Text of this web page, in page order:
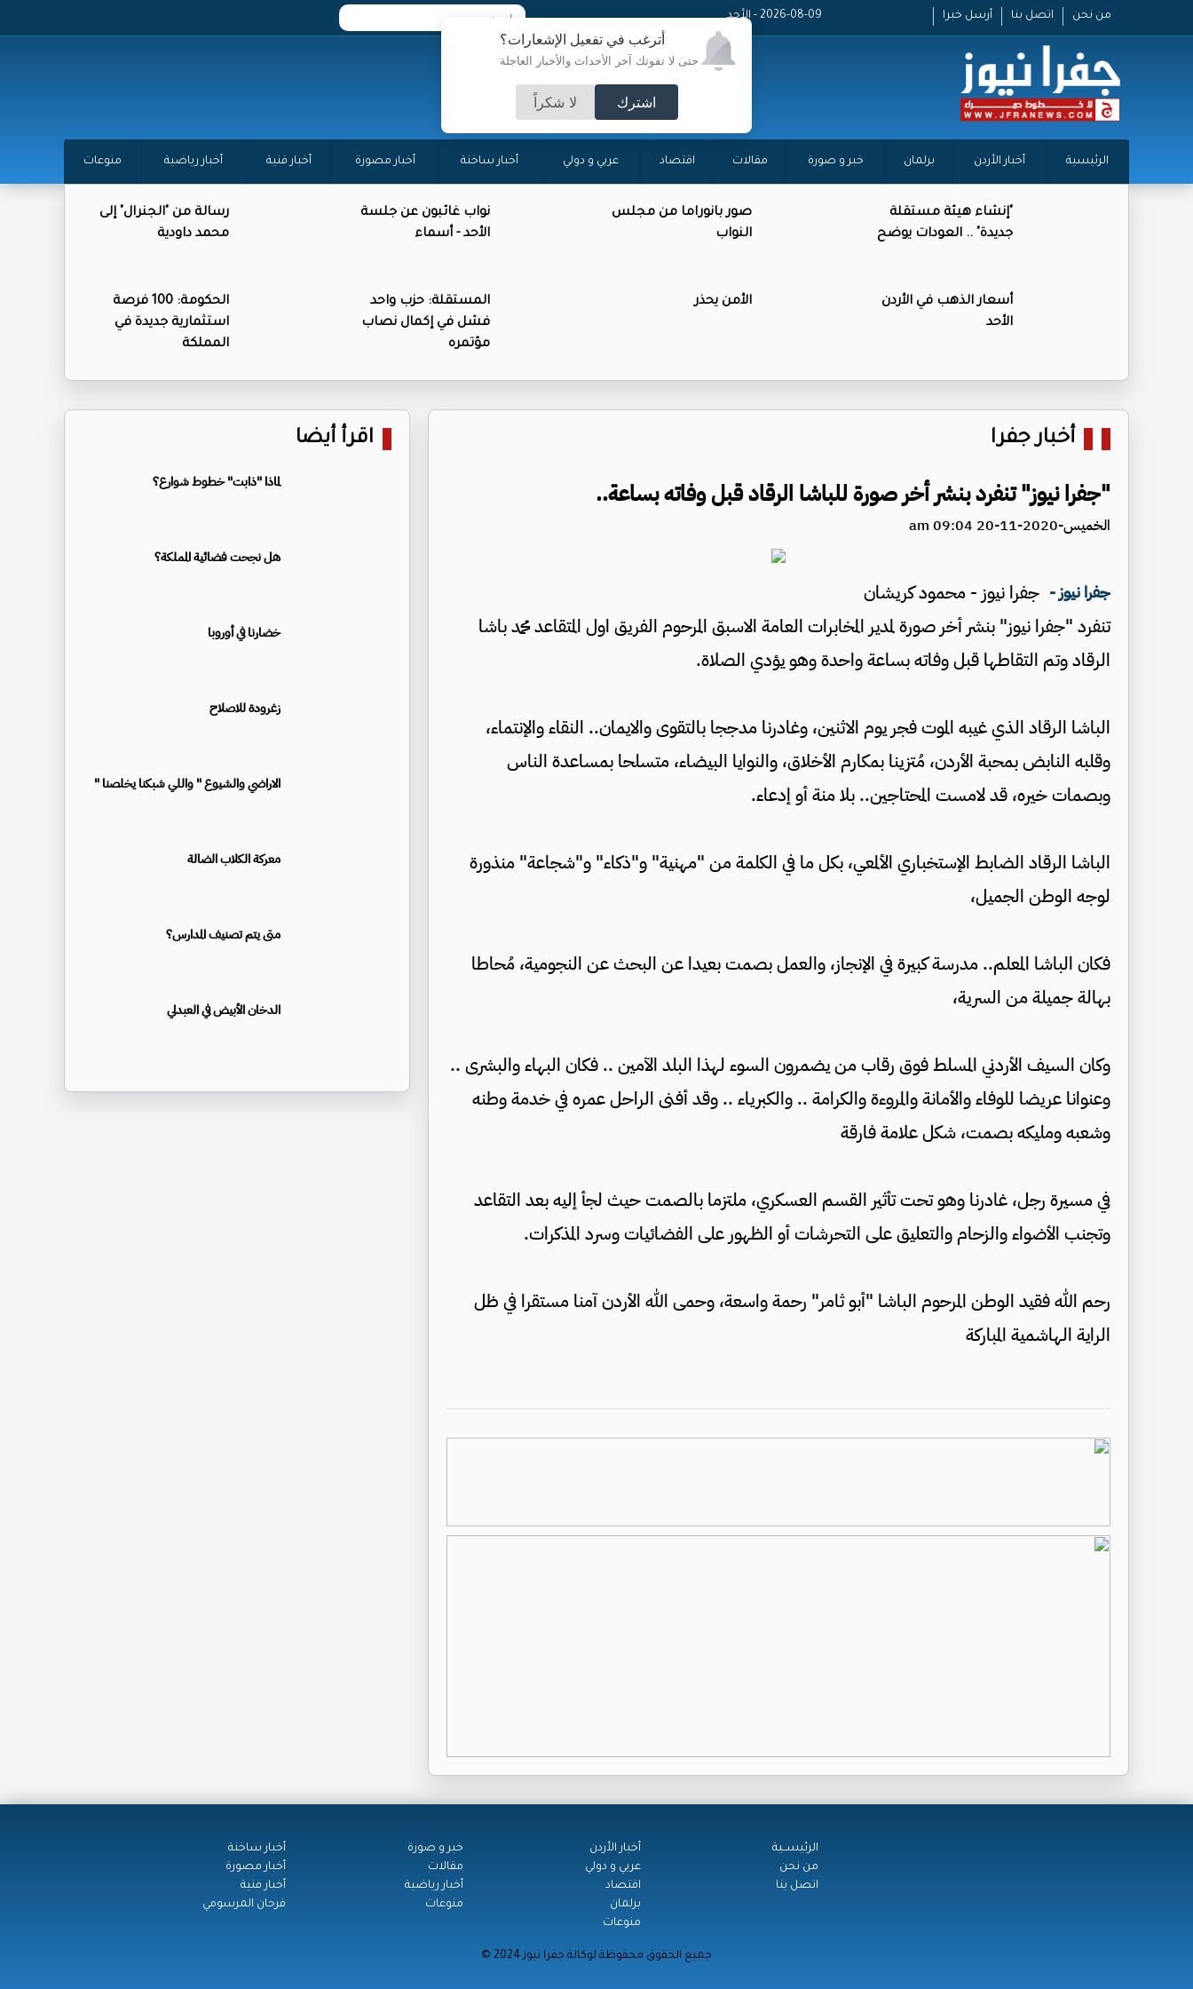
أترغب في تفعيل الإشعارات؟
حتى لا تفوتك آخر الأحداث والأخبار العاجلة
اشترك لا شكراً
من نحن اتصل بنا أرسل خبرا 2026-08-09 - الأحد
الرئيسية أخبار الأردن برلمان خبر و صورة مقالات اقتصاد عربي و دولي أخبار ساخنة أخبار مصورة أخبار فنية أخبار رياضية منوعات
"إنشاء هيئة مستقلة
جديدة" .. العودات يوضح
صور بانوراما من مجلس
النواب
نواب غائبون عن جلسة
الأحد - أسماء
رسالة من "الجنرال" إلى
محمد داودية
أسعار الذهب في الأردن
الأحد
الأمن يحذر
المستقلة: حزب واحد
فشل في إكمال نصاب
مؤتمره
الحكومة: 100 فرصة
استثمارية جديدة في
المملكة
أخبار جفرا
"جفرا نيوز" تنفرد بنشر أخر صورة للباشا الرقاد قبل وفاته بساعة..
الخميس-2020-11-20 09:04 am
جفرا نيوز - جفرا نيوز - محمود كريشان
تنفرد "جفرا نيوز" بنشر أخر صورة لمدير المخابرات العامة الاسبق المرحوم الفريق اول المتقاعد محمد باشا
الرقاد وتم التقاطها قبل وفاته بساعة واحدة وهو يؤدي الصلاة.
الباشا الرقاد الذي غيبه الموت فجر يوم الاثنين، وغادرنا مدججا بالتقوى والايمان.. النقاء والإنتماء،
وقلبه النابض بمحبة الأردن، مُتزينا بمكارم الأخلاق، والنوايا البيضاء، متسلحا بمساعدة الناس
وبصمات خيره، قد لامست المحتاجين.. بلا منة أو إدعاء.
الباشا الرقاد الضابط الإستخباري الألمعي، بكل ما في الكلمة من "مهنية" و"ذكاء" و"شجاعة" منذورة
لوجه الوطن الجميل،
فكان الباشا المعلم.. مدرسة كبيرة في الإنجاز، والعمل بصمت بعيدا عن البحث عن النجومية، مُحاطا
بهالة جميلة من السرية،
وكان السيف الأردني المسلط فوق رقاب من يضمرون السوء لهذا البلد الآمين .. فكان البهاء والبشرى ..
وعنوانا عريضا للوفاء والأمانة والمروءة والكرامة .. والكبرياء .. وقد أفنى الراحل عمره في خدمة وطنه
وشعبه ومليكه بصمت، شكل علامة فارقة
في مسيرة رجل، غادرنا وهو تحت تأثير القسم العسكري، ملتزما بالصمت حيث لجأ إليه بعد التقاعد
وتجنب الأضواء والزحام والتعليق على التحرشات أو الظهور على الفضائيات وسرد المذكرات.
رحم الله فقيد الوطن المرحوم الباشا "أبو ثامر" رحمة واسعة، وحمى الله الأردن آمنا مستقرا في ظل
الراية الهاشمية المباركة
اقرأ أيضا
لماذا "ذابت" خطوط شوارع؟
هل نجحت فضائية المملكة؟
خضارنا في أوروبا
زغرودة للاصلاح
الاراضي والشيوع " واللي شبكنا يخلصنا "
معركة الكلاب الضالة
متى يتم تصنيف المدارس؟
الدخان الأبيض في العبدلي
الرئيســية
من نحن
اتصل بنا
أخبار الأردن
عربي و دولي
اقتصاد
برلمان
منوعات
خبر و صورة
مقالات
أخبار رياضية
منوعات
أخبار ساخنة
أخبار مصورة
أخبار فنية
فرحان المرسومي
© جميع الحقوق محفوظة لوكالة جفرا نيوز 2024